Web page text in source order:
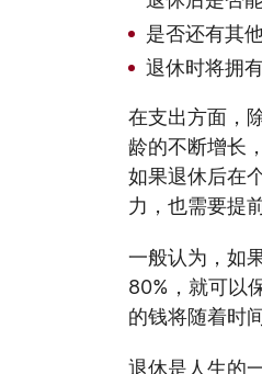
是否还有其
退休时将拥
在支出方面，
龄的不断增长
如果退休后在
力，也需要提
一般认为，如
80%，就可以
的钱将随着时
退休是人生的